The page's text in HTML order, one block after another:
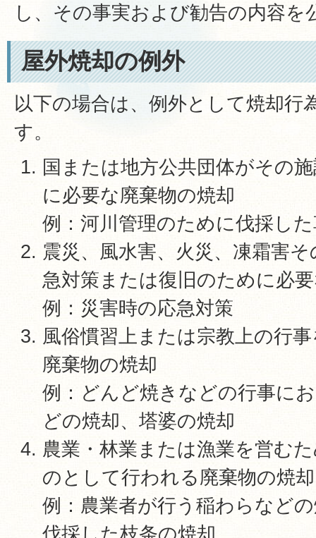
し、その事実および勧告の内容を
屋外焼却の例外
以下の場合は、例外として焼却行
す。
国または地方公共団体がその
に必要な廃棄物の焼却
例：河川管理のために伐採し
震災、風水害、火災、凍霜害
急対策または復旧のために必
例：災害時の応急対策
風俗慣習上または宗教上の行
廃棄物の焼却
例：どんど焼きなどの行事に
どの焼却、塔婆の焼却
農業・林業または漁業を営む
のとして行われる廃棄物の焼却
例：農業者が行う稲わらなど
伐採した枝条の焼却